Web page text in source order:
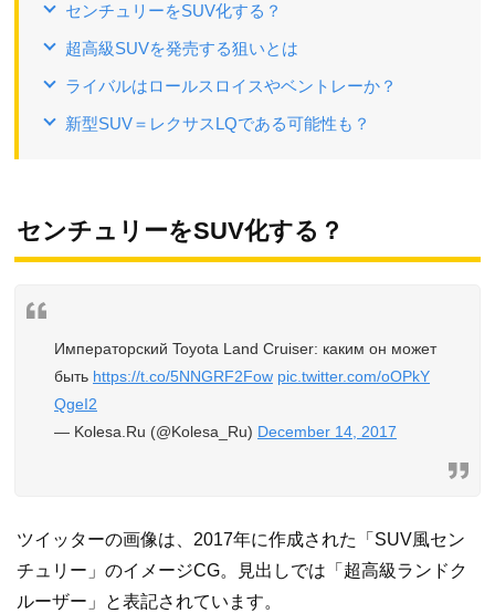
センチュリーをSUV化する？
超高級SUVを発売する狙いとは
ライバルはロールスロイスやベントレーか？
新型SUV＝レクサスLQである可能性も？
センチュリーをSUV化する？
Императорский Toyota Land Cruiser: каким он может
быть https://t.co/5NNGRF2Fow pic.twitter.com/oOPkY
QgeI2
— Kolesa.Ru (@Kolesa_Ru) December 14, 2017
ツイッターの画像は、2017年に作成された「SUV風セン
チュリー」のイメージCG。見出しでは「超高級ランドク
ルーザー」と表記されています。